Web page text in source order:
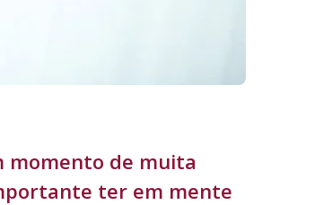
momento de muita
ter em mente